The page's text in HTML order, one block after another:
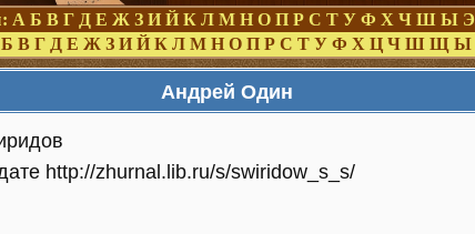
А Б В Г Д Е Ж З И Й К Л М Н О П Р С Т У Ф Х Ч Ш Ы Э
Б В Г Д Е Ж З И Й К Л М Н О П Р С Т У Ф Х Ц Ч Ш Щ Ы
Андрей Один
http://zhurnal.lib.ru/s/swiridow_s_s/